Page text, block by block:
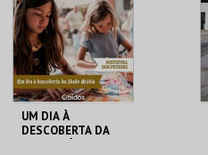
MAIS INFO
COMPRAR
UM DIA À
DESCOBERTA DA